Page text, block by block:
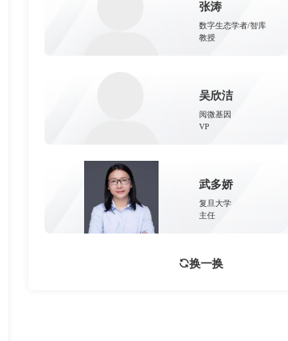
张涛
数字生态学者/智库
教授
吴欣洁
阅微基因
VP
武多娇
复旦大学
主任
换一换